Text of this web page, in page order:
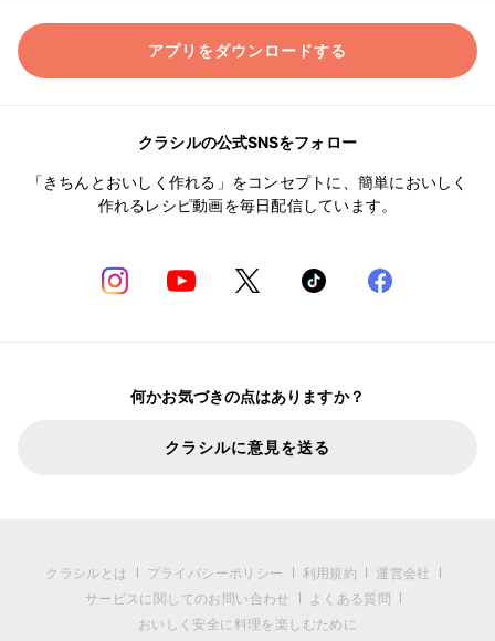
アプリをダウンロードする
クラシルの公式SNSをフォロー
「きちんとおいしく作れる」をコンセプトに、簡単においしく
作れるレシピ動画を毎日配信しています。
何かお気づきの点はありますか？
クラシルに意見を送る
クラシルとは プライバシーポリシー 利用規約
運営会社
サービスに関してのお問い合わせ
よくある質問
おいしく安全に料理を楽しむために